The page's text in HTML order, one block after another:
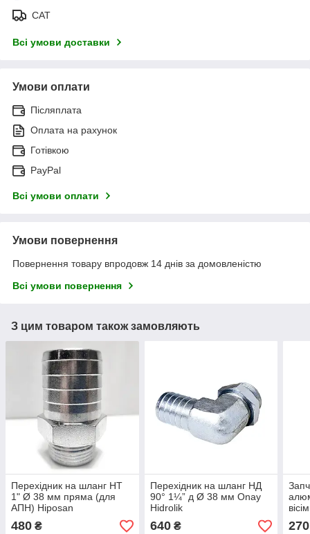
САТ
Всі умови доставки
Умови оплати
Післяплата
Оплата на рахунок
Готівкою
PayPal
Всі умови оплати
Умови повернення
Повернення товару впродовж 14 днів за домовленістю
Всі умови повернення
З цим товаром також замовляють
Перехідник на шланг НТ
1" Ø 38 мм пряма (для
АПН) Hiposan
480 ₴
Перехідник на шланг НД
90° 1¼” д Ø 38 мм Onay
Hidrolik
640₴ 270